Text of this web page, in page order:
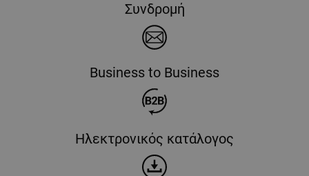
Συνδρομή
Business to Business
Ηλεκτρονικός κατάλογος